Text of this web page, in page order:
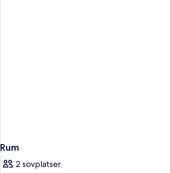
Rum
2 sovplatser